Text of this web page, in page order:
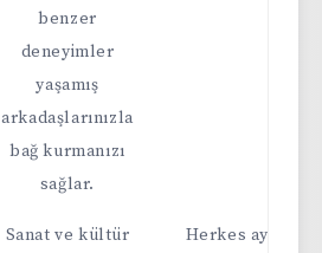
benzer
deneyimler
yaşamış
arkadaşlarınızla
bağ kurmanızı
sağlar.
Sanat ve kültür
Herkes aynı